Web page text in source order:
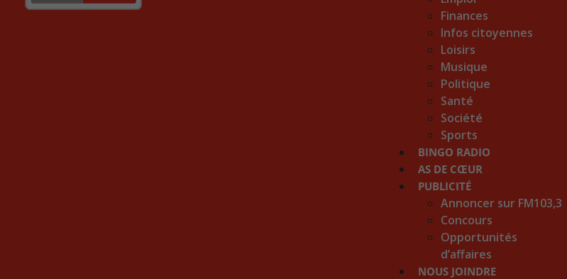
Finances
Infos citoyennes
Loisirs
Musique
Politique
Santé
Société
Sports
BINGO RADIO
AS DE CŒUR
PUBLICITÉ
Annoncer sur FM103,3
Concours
Opportunités
d’affaires
NOUS JOINDRE